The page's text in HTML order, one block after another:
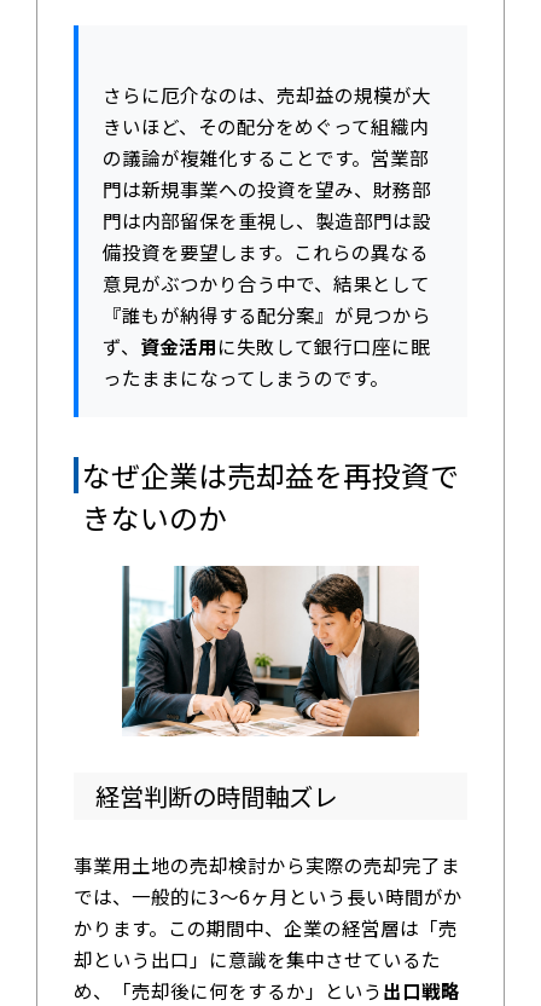
さらに厄介なのは、売却益の規模が大
きいほど、その配分をめぐって組織内
の議論が複雑化することです。営業部
門は新規事業への投資を望み、財務部
門は内部留保を重視し、製造部門は設
備投資を要望します。これらの異なる
意見がぶつかり合う中で、結果として
『誰もが納得する配分案』が見つから
ず、 資金活用に失敗して銀行口座に眠
ったままになってしまうのです。
なぜ企業は売却益を再投資で
きないのか
経営判断の時間軸ズレ
事業用土地の売却検討から実際の売却完了ま
では、一般的に3〜6ヶ月という長い時間がか
かります。この期間中、企業の経営層は「売
却という出口」に意識を集中させているた
め、「売却後に何をするか」という出口戦略